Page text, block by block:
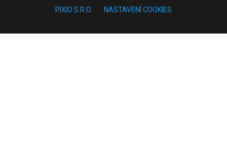
PIXIO S.R.O.
NASTAVENÍ COOKIES